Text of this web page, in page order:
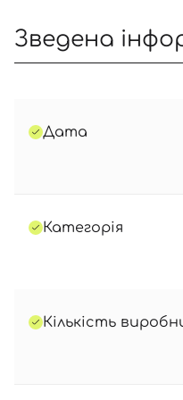
Зведена
Дата
Категорія
Кількість